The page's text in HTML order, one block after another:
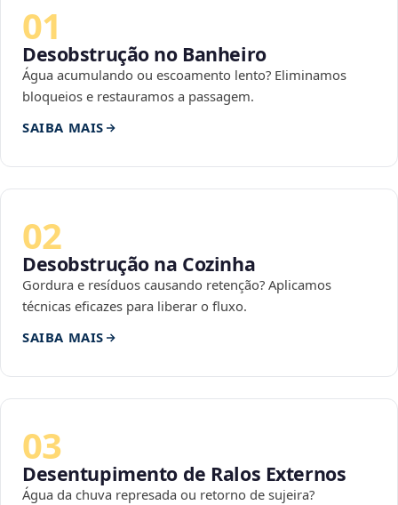
01
Desobstrução no Banheiro
Água acumulando ou escoamento lento? Eliminamos
bloqueios e restauramos a passagem.
SAIBA MAIS
02
Desobstrução na Cozinha
Gordura e resíduos causando retenção? Aplicamos
técnicas eficazes para liberar o fluxo.
SAIBA MAIS
03
Desentupimento de Ralos Externos
Água da chuva represada ou retorno de sujeira?